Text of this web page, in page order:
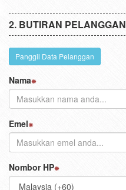
BUTIRAN PELANGGAN
Panggil Data Pelanggan
Nama
Emel
Nombor HP